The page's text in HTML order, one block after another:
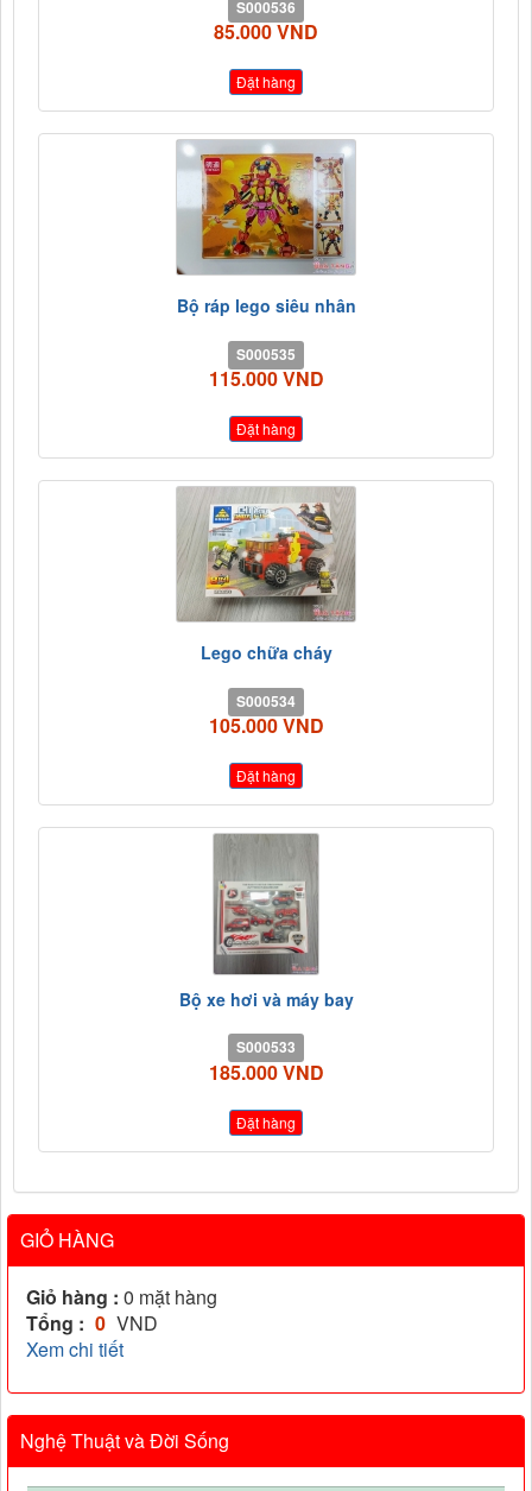
S000536
85.000 VND
Đặt hàng
Bộ ráp lego siêu nhân
S000535
115.000 VND
Đặt hàng
Lego chữa cháy
S000534
105.000 VND
Đặt hàng
Bộ xe hơi và máy bay
S000533
185.000 VND
Đặt hàng
GIỎ HÀNG
Giỏ hàng : 0 mặt hàng
Tổng : 0 VND
Xem chi tiết
Nghệ Thuật và Đời Sống